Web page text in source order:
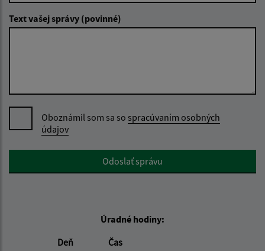
Text vašej správy (povinné)
Oboznámil som sa so spracúvaním osobných
údajov
Google reCaptcha ResponseOdoslať správu
Úradné hodiny:
Deň
Čas